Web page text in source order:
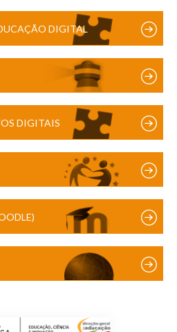
DIGITAL
DIGITAIS